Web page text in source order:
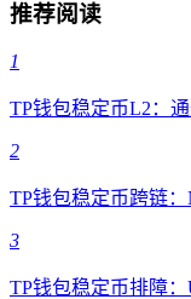
推荐阅读
1
TP钱包稳定币L2：
2
TP钱包稳定币跨链：
3
TP钱包稳定币排障